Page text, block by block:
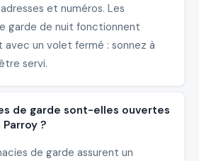
et numéros. Les
garde de nuit fonctionnent
avec un volet fermé : sonnez à
servi.
de garde sont-elles ouvertes
?
de garde assurent un